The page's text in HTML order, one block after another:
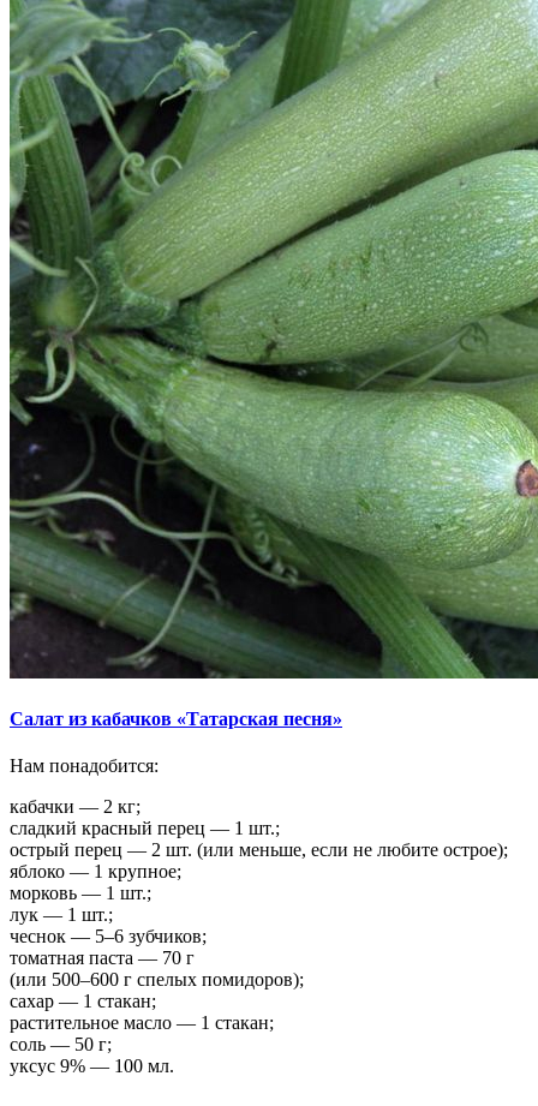
Салат из кабачков «Татарская песня»
Нам понадобится:
кабачки — 2 кг;
сладкий красный перец — 1 шт.;
острый перец — 2 шт. (или меньше, если не любите острое);
яблоко — 1 крупное;
морковь — 1 шт.;
лук — 1 шт.;
чеснок — 5–6 зубчиков;
томатная паста — 70 г
(или 500–600 г спелых помидоров);
сахар — 1 стакан;
растительное масло — 1 стакан;
соль — 50 г;
уксус 9% — 100 мл.